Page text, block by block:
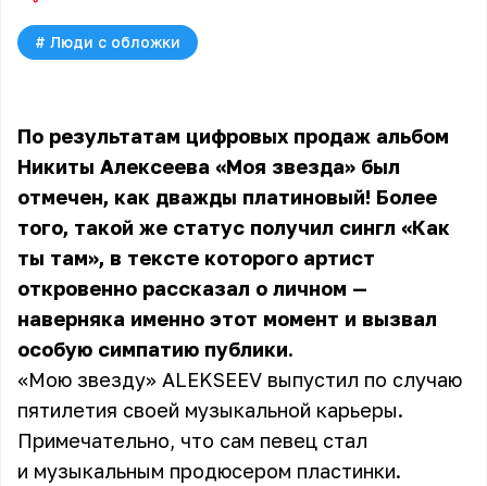
# Люди с обложки
По результатам цифровых продаж альбом
Никиты Алексеева «Моя звезда» был
отмечен, как дважды платиновый! Более
того, такой же статус получил сингл «Как
ты там», в тексте которого артист
откровенно рассказал о личном —
наверняка именно этот момент и вызвал
особую симпатию публики.
«Мою звезду» ALEKSEEV выпустил по случаю
пятилетия своей музыкальной карьеры.
Примечательно, что сам певец стал
и музыкальным продюсером пластинки.